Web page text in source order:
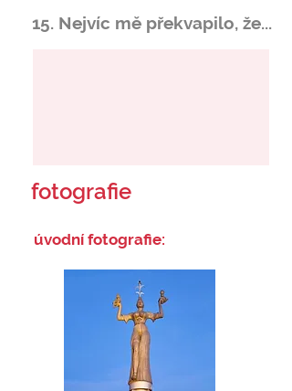
15. Nejvíc mě překvapilo, že...
fotografie
úvodní fotografie: